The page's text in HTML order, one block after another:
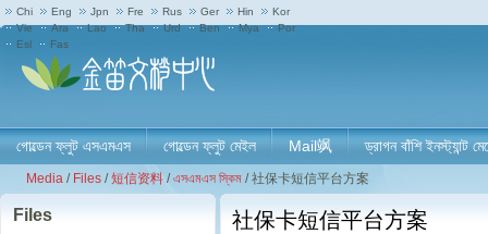
Chi Eng Jpn Fre Rus Ger Hin
Kor
Vie
Ara Lao Tha Urd Ben Mya
Por
Esl
Fas
গোল্ডেন ফ্লুট এসএমএস গোল্ডেন ফ্লুট মেইল Mail飒 ড্রাগন বাঁশি ইনস্ট্যান্ট
Media / Files / 短信资料 / এসএমএস স্কিম / 社保卡短信平台方案
Files 社保卡短信平台方案